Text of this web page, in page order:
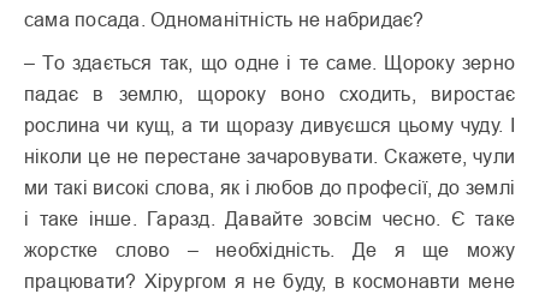
сама посада. Одноманітність не набридає?
– То здається так, що одне і те саме. Щороку зерно
падає в землю, щороку воно сходить, виростає
рослина чи кущ, а ти щоразу дивуєшся цьому чуду. І
ніколи це не перестане зачаровувати. Скажете, чули
ми такі високі слова, як і любов до професії, до землі
і таке інше. Гаразд. Давайте зовсім чесно. Є таке
жорстке слово – необхідність. Де я ще можу
працювати? Хірургом я не буду, в космонавти мене